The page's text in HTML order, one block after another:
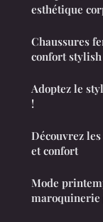
esthétique
Chaussures
confort stylish
Adoptez le
!
Découvrez
et confort
Mode
maroquinerie